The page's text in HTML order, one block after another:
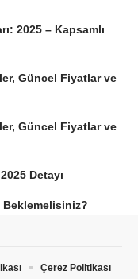
2025 – Kapsamlı
Güncel Fiyatlar ve
Güncel Fiyatlar ve
Detayı
Beklemelisiniz?
Çerez Politikası